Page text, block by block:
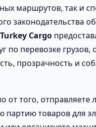
маршрутов, так и
законодательства
Turkey Cargo
по перевозке грузов,
прозрачность и
от того, отправляете
партию товаров для